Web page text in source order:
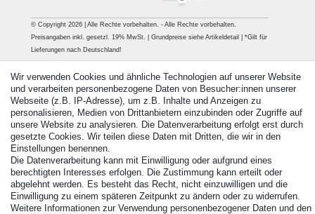
© Copyright 2026 | Alle Rechte vorbehalten. - Alle Rechte vorbehalten.
Preisangaben inkl. gesetzl. 19% MwSt. | Grundpreise siehe Artikeldetail | *Gilt für
Lieferungen nach Deutschland!
Vertrag widerrufen Kontakt
Wir verwenden Cookies und ähnliche Technologien auf unserer Website
und verarbeiten personenbezogene Daten von Besucher:innen unserer
Webseite (z.B. IP-Adresse), um z.B. Inhalte und Anzeigen zu
personalisieren, Medien von Drittanbietern einzubinden oder Zugriffe auf
unsere Website zu analysieren. Die Datenverarbeitung erfolgt erst durch
gesetzte Cookies. Wir teilen diese Daten mit Dritten, die wir in den
Einstellungen benennen.
Die Datenverarbeitung kann mit Einwilligung oder aufgrund eines
berechtigten Interesses erfolgen. Die Zustimmung kann erteilt oder
abgelehnt werden. Es besteht das Recht, nicht einzuwilligen und die
Einwilligung zu einem späteren Zeitpunkt zu ändern oder zu widerrufen.
Weitere Informationen zur Verwendung personenbezogener Daten und den